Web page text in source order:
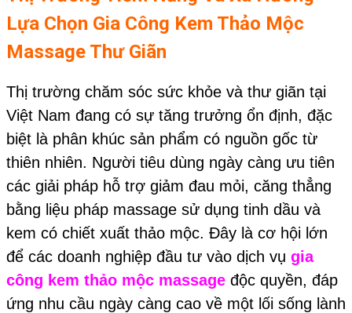
Lựa Chọn Gia Công Kem Thảo Mộc
Massage Thư Giãn
Thị trường chăm sóc sức khỏe và thư giãn tại
Việt Nam đang có sự tăng trưởng ổn định, đặc
biệt là phân khúc sản phẩm có nguồn gốc từ
thiên nhiên. Người tiêu dùng ngày càng ưu tiên
các giải pháp hỗ trợ giảm đau mỏi, căng thẳng
bằng liệu pháp massage sử dụng tinh dầu và
kem có chiết xuất thảo mộc. Đây là cơ hội lớn
để các doanh nghiệp đầu tư vào dịch vụ gia
công kem thảo mộc massage độc quyền, đáp
ứng nhu cầu ngày càng cao về một lối sống lành